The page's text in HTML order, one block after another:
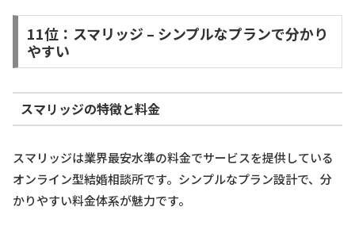
11位：スマリッジ – シンプルなプランで分かり
やすい
スマリッジの特徴と料金
スマリッジは業界最安水準の料金でサービスを提供している
オンライン型結婚相談所です。シンプルなプラン設計で、分
かりやすい料金体系が魅力です。